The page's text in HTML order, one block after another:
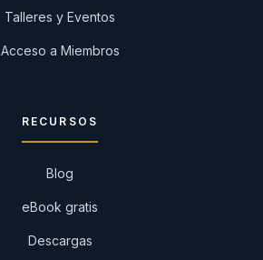
Talleres y Eventos
Acceso a Miembros
RECURSOS
Blog
eBook gratis
Descargas